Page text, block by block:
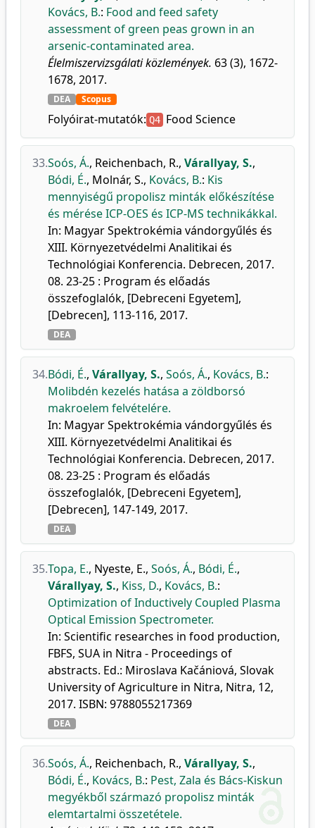
Kovács, B.: Food and feed safety
assessment of green peas grown in an
arsenic-contaminated area.
Élelmiszervizsgálati közlemények. 63 (3), 1672-
1678, 2017.
DEA Scopus
Folyóirat-mutatók: Q4 Food Science
33.Soós, Á., Reichenbach, R., Várallyay, S.,
Bódi, É., Molnár, S., Kovács, B.: Kis
mennyiségű propolisz minták előkészítése
és mérése ICP-OES és ICP-MS technikákkal.
In: Magyar Spektrokémia vándorgyűlés és
XIII. Környezetvédelmi Analitikai és
Technológiai Konferencia. Debrecen, 2017.
08. 23-25 : Program és előadás
összefoglalók, [Debreceni Egyetem],
[Debrecen], 113-116, 2017.
DEA
34.Bódi, É., Várallyay, S., Soós, Á., Kovács, B.:
Molibdén kezelés hatása a zöldborsó
makroelem felvételére.
In: Magyar Spektrokémia vándorgyűlés és
XIII. Környezetvédelmi Analitikai és
Technológiai Konferencia. Debrecen, 2017.
08. 23-25 : Program és előadás
összefoglalók, [Debreceni Egyetem],
[Debrecen], 147-149, 2017.
DEA
35.Topa, E., Nyeste, E., Soós, Á., Bódi, É.,
Várallyay, S., Kiss, D., Kovács, B.:
Optimization of Inductively Coupled Plasma
Optical Emission Spectrometer.
In: Scientific researches in food production,
FBFS, SUA in Nitra - Proceedings of
abstracts. Ed.: Miroslava Kačániová, Slovak
University of Agriculture in Nitra, Nitra, 12,
2017. ISBN: 9788055217369
DEA
36.Soós, Á., Reichenbach, R., Várallyay, S.,
Bódi, É., Kovács, B.: Pest, Zala és Bács-Kiskun
megyékből származó propolisz minták
elemtartalmi összetétele.